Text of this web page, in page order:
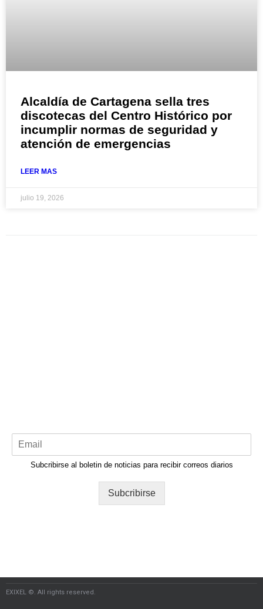
Alcaldía de Cartagena sella tres
discotecas del Centro Histórico por
incumplir normas de seguridad y
atención de emergencias
LEER MAS
julio 19, 2026
Subcribirse al boletin de noticias para recibir correos diarios
Subcribirse
EXIXEL ©. All rights reserved.